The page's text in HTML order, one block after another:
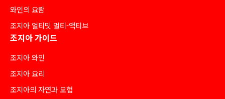
와인의 요람
조지아 얼티밋 멀티-액티브
조지아 가이드
조지아 와인
조지아 요리
조지아의 자연과 모험